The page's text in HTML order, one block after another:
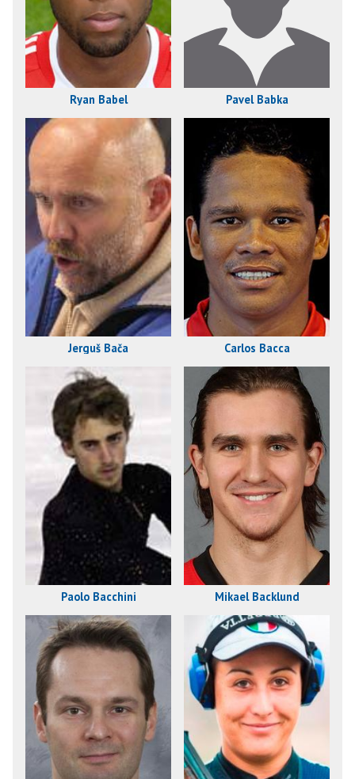
Ryan Babel Pavel Babka
Jerguš Bača Carlos Bacca
Paolo Bacchini Mikael Backlund